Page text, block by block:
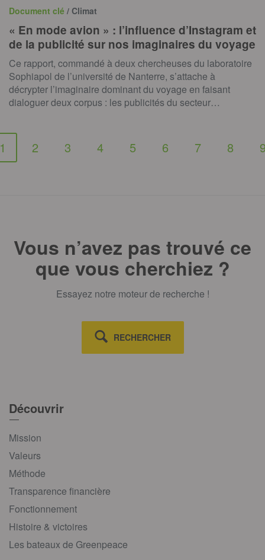
Document clé / Climat
« En mode avion » : l’influence d’Instagram et
de la publicité sur nos imaginaires du voyage
Ce rapport, commandé à deux chercheuses du laboratoire
Sophiapol de l’université de Nanterre, s’attache à
décrypter l’imaginaire dominant du voyage en faisant
dialoguer deux corpus : les publicités du secteur…
2 3 4 5 6 7 8
Vous n’avez pas trouvé ce
que vous cherchiez ?
Essayez notre moteur de recherche !
RECHERCHER
Découvrir
Mission
Valeurs
Méthode
Transparence financière
Fonctionnement
Histoire & victoires
Les bateaux de Greenpeace